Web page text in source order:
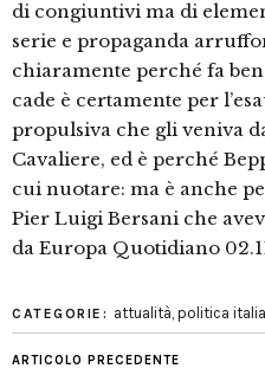
di congiuntivi ma di
serie e propaganda
chiaramente perché fa
cade è certamente per
propulsiva che gli veniva
Cavaliere, ed è perché
cui nuotare: ma è anche
Pier Luigi Bersani che
da Europa Quotidiano
CATEGORIE: attualità, politica
ARTICOLO PRECEDENTE